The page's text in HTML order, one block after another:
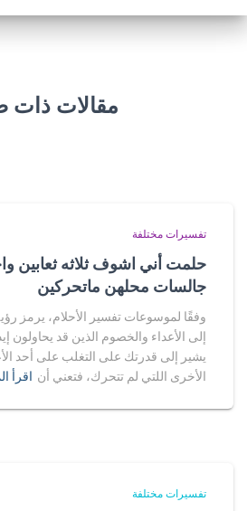
مقالات ذات
تفسيرات مختلفة
حلمت أني اشوف ثلاثه ثعابين
جالسات محلهن ماتحركين
وفقًا لموسوعات تفسير الأحلام، يرمز
إلى الأعداء والخصوم الذين قد يحاولون
يشير إلى قدرتك على التغلب على أحد
الأخرى اللتي لم تتحرك، فتعني أن اقرأ
تفسيرات مختلفة